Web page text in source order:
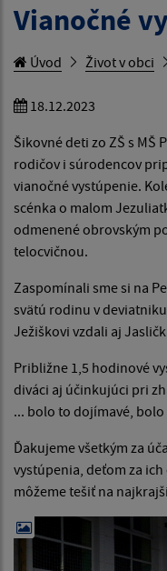
Vianočné
Úvod Život v obci
18.12.2023
Šikovné deti zo ZŠ s MŠ
rodičov i súrodencov
vianočné vystúpenie.
scénka o malom
odmenené obrovským
telocvičnou.
Zaspomínali sme si na
svätú rodinu v
Ježiškovi vzdali aj
Približne 1,5 hodinové
diváci aj účinkujúci pri
... bolo to dojímavé, bolo
Ďakujeme všetkým za
vystúpenia, deťom za
môžeme tešiť na